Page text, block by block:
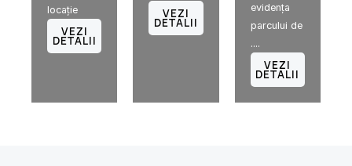
locație
VEZI
DETALII
VEZI
DETALII
evidenţa
parcului de
....
VEZI
DETALII